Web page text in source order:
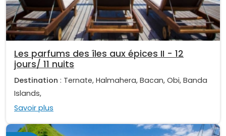
Les parfums des îles aux épices II - 12
jours/ 11 nuits
Destination : Ternate, Halmahera, Bacan, Obi, Banda
Islands,
Savoir plus